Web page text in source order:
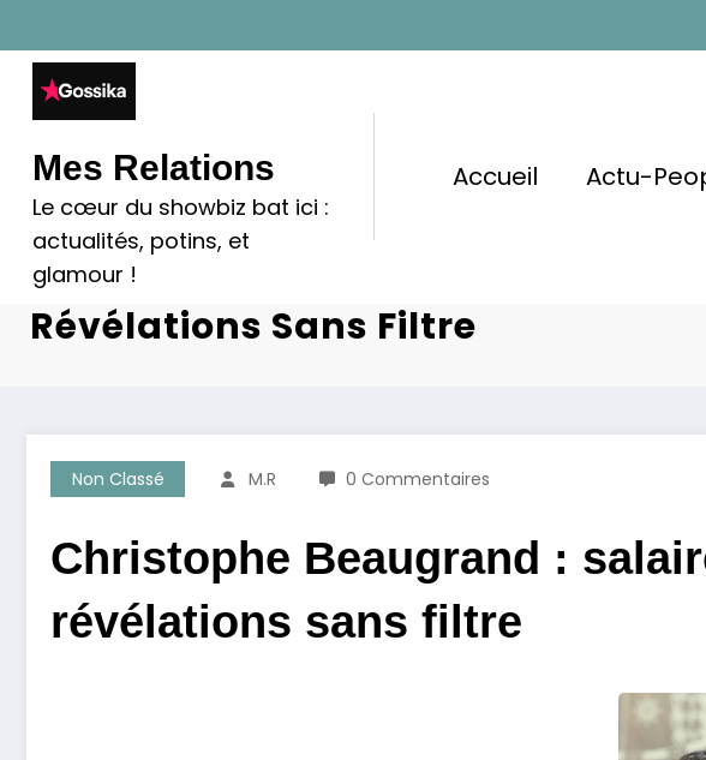
au
contenu
Mes Relations
Le cœur du showbiz bat ici :
actualités, potins, et
glamour !
Accueil Actu-
Christophe Beaugrand : Salaire,
Carrière Et Vie De Rêve, Ses
Révélations Sans Filtre
Non Classé M.R 0 Commentaires
Christophe Beaugrand :
révélations sans filtre